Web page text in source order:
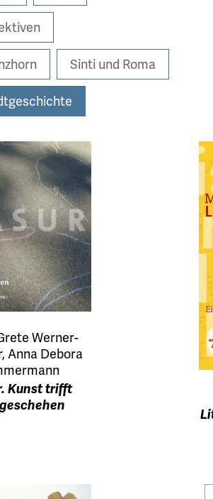
Sinti und Roma
Werner-
Anna Debora
Kunst trifft